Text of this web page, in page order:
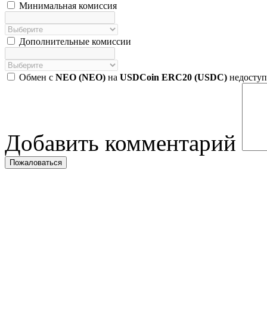
Минимальная комиссия
Дополнительные комиссии
Обмен с NEO (NEO) на USDCoin ERC20 (USDC)
Добавить комментарий
Пожаловаться